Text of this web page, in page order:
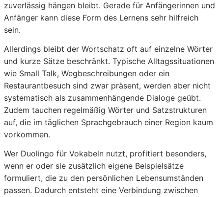
zuverlässig hängen bleibt. Gerade für Anfängerinnen und
Anfänger kann diese Form des Lernens sehr hilfreich
sein.
Allerdings bleibt der Wortschatz oft auf einzelne Wörter
und kurze Sätze beschränkt. Typische Alltagssituationen
wie Small Talk, Wegbeschreibungen oder ein
Restaurantbesuch sind zwar präsent, werden aber nicht
systematisch als zusammenhängende Dialoge geübt.
Zudem tauchen regelmäßig Wörter und Satzstrukturen
auf, die im täglichen Sprachgebrauch einer Region kaum
vorkommen.
Wer Duolingo für Vokabeln nutzt, profitiert besonders,
wenn er oder sie zusätzlich eigene Beispielsätze
formuliert, die zu den persönlichen Lebensumständen
passen. Dadurch entsteht eine Verbindung zwischen